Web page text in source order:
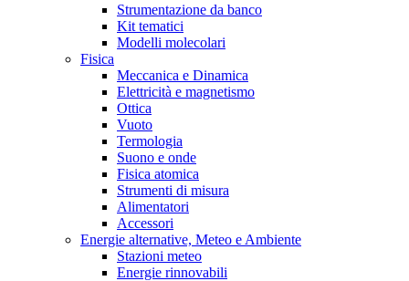
Strumentazione da banco
Kit tematici
Modelli molecolari
Fisica
Meccanica e Dinamica
Elettricità e magnetismo
Ottica
Vuoto
Termologia
Suono e onde
Fisica atomica
Strumenti di misura
Alimentatori
Accessori
Energie alternative, Meteo e Ambiente
Stazioni meteo
Energie rinnovabili